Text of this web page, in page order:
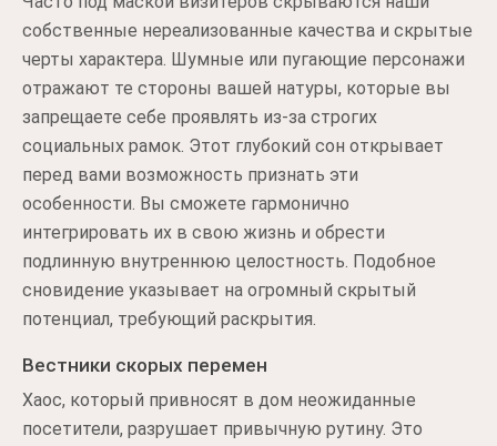
собственные нереализованные качества и скрытые
черты характера. Шумные или пугающие персонажи
отражают те стороны вашей натуры, которые вы
запрещаете себе проявлять из-за строгих
социальных рамок. Этот глубокий сон открывает
перед вами возможность признать эти
особенности. Вы сможете гармонично
интегрировать их в свою жизнь и обрести
подлинную внутреннюю целостность. Подобное
сновидение указывает на огромный скрытый
потенциал, требующий раскрытия.
Вестники скорых перемен
Хаос, который привносят в дом неожиданные
посетители, разрушает привычную рутину. Это